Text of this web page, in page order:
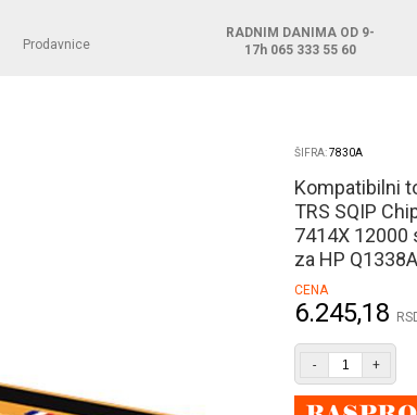
Prodavnice
RADNIM DANIMA OD 9-
17h 065 333 55 60
ŠIFRA:7830A
Kompatibilni
TRS SQIP
7414X 12000
za HP
CENA
6.245,18
- +